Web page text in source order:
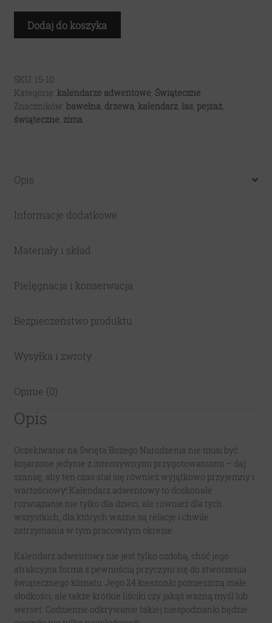
ilość
Kalendarz
zima
V2
Dodaj do koszyka
SKU: 15-10
Kategorie: kalendarze adwentowe, Świąteczne
Znaczników: bawełna, drzewa, kalendarz, las, pejzaż,
świąteczne, zima
Opis
Informacje dodatkowe
Materiały i skład
Pielęgnacja i konserwacja
Bezpieczeństwo produktu
Wysyłka i zwroty
Opinie (0)
Opis
Oczekiwanie na Święta Bożego Narodzenia nie musi być
kojarzone jedynie z intensywnymi przygotowaniami – daj
szansę, aby ten czas stał się również wyjątkowo przyjemny i
wartościowy! Kalendarz adwentowy to doskonałe
rozwiązanie nie tylko dla dzieci, ale również dla tych
wszystkich, dla których ważne są relacje i chwile
zatrzymania w tym pracowitym okresie.
Kalendarz adwentowy nie jest tylko ozdobą, choć jego
atrakcyjna forma z pewnością przyczyni się do stworzenia
świątecznego klimatu. Jego 24 kieszonki pomieszczą małe
słodkości, ale także krótkie liściki czy jakąś ważną myśl lub
werset. Codzienne odkrywanie takiej niespodzianki będzie